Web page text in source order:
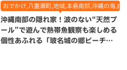
おでかけ,八重瀬町,地域,本島南部,沖縄の海,自
沖縄南部の隠れ家！波のない“天然プ
ール”で遊んで熱帯魚観察も楽しめる
個性あふれる「玻名城の郷ビーチ」